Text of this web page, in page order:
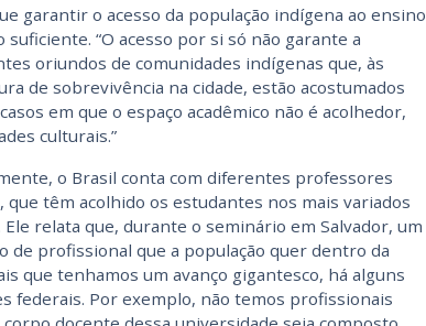
garantir o acesso da população indígena ao ensino
“O acesso por si só não garante a
oriundos de comunidades indígenas que, às
de sobrevivência na cidade, estão acostumados
em que o espaço acadêmico não é acolhedor,
culturais.”
o Brasil conta com diferentes professores
têm acolhido os estudantes nos mais variados
relata que, durante o seminário em Salvador, um
de profissional que a população quer dentro da
que tenhamos um avanço gigantesco, há alguns
federais. Por exemplo, não temos profissionais